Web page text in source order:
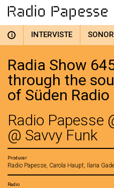
i INTERVISTE
Radia Show
through the
of Süden Radio
Radio Papesse
@ Savvy Funk
Producer
Radio Papesse, Carola Haupt, Ilaria
Radio